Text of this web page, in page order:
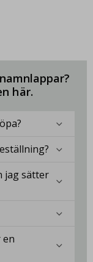
här.
jag sätter
en